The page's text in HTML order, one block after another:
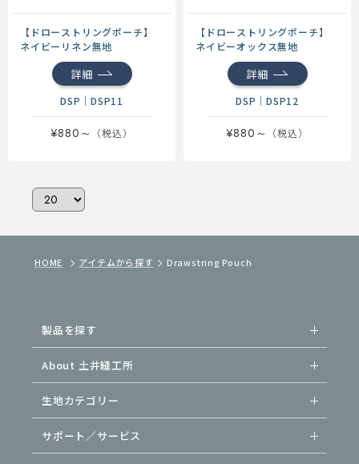
【ドローストリングポーチ】
ネイビーリネン無地
詳細
DSP ｜DSP11
¥880～
【ドローストリングポーチ】
ネイビーオックス無地
詳細
DSP ｜DSP12
¥880～
HOME アイテムから探す Drawstring Pouch
製品を探す
About 土井縫工所
生地カテゴリー
サポート／サービス